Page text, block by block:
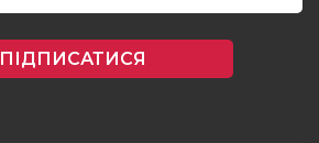
ПІДПИСАТИСЯ